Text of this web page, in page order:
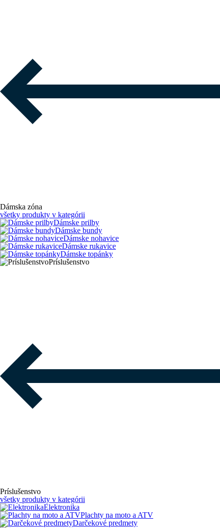
Dámska zóna
všetky produkty v kategórii
Dámske prilby
Dámske bundy
Dámske nohavice
Dámske rukavice
Dámske topánky
Príslušenstvo
Príslušenstvo
všetky produkty v kategórii
Elektronika
Plachty na moto a ATV
Darčekové predmety